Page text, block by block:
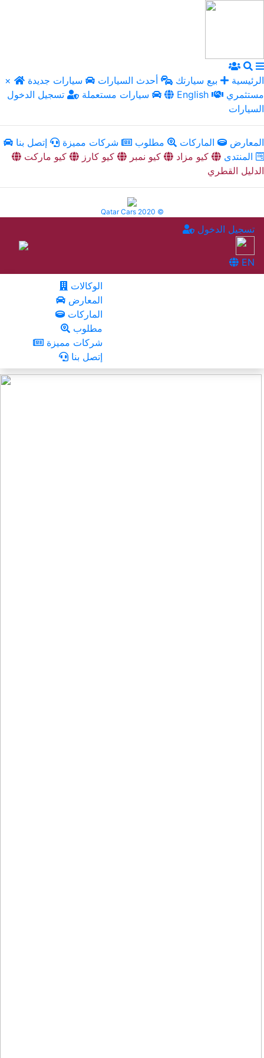
× الرئيسية بيع سيارتك أحدث السيارات
سيارات جديدة
سيارات مستعملة
تسجيل الدخول English
السيارات
المعارض الماركات مطلوب شركات مميزة
إتصل بنا
المنتدى
كيو مزاد كيو نمبر كيو كارز
كيو ماركت
الدليل القطري
Qatar Cars 2020 ©
تسجيل الدخول
EN
الوكالات
المعارض
الماركات
مطلوب
شركات مميزة
إتصل بنا